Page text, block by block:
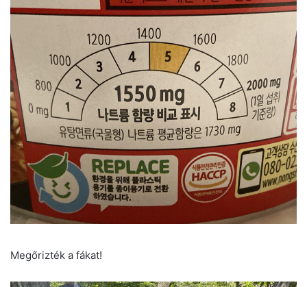
Megőrizték a fákat!